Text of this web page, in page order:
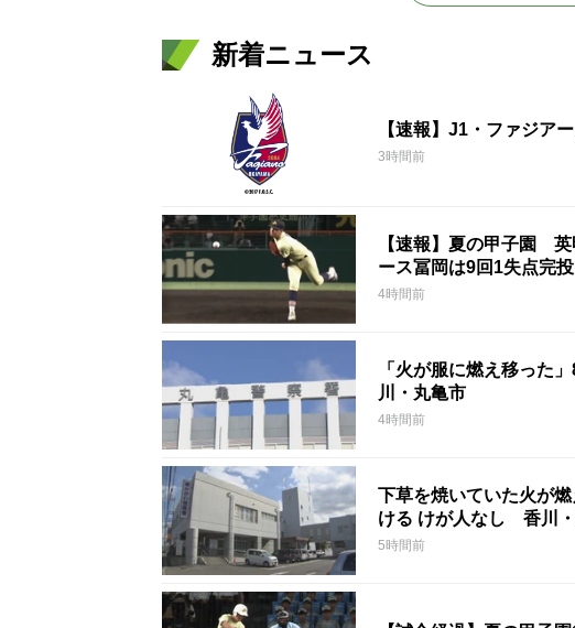
新着ニュース
【速報】J1・ファジ
3時間前
【速報】夏の甲子園
ース冨岡は9回1失点完投
4時間前
「火が服に燃え移っ
川・丸亀市
4時間前
下草を焼いていた火が
ける けが人なし 香川
5時間前